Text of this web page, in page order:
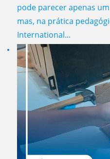
pode parecer apenas
mas, na prática
International...